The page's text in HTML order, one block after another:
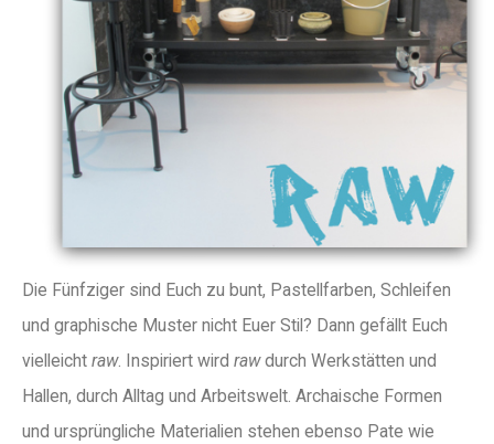
Die Fünfziger sind Euch zu bunt, Pastellfarben, Schleifen
und graphische Muster nicht Euer Stil? Dann gefällt Euch
vielleicht raw. Inspiriert wird rawdurch Werkstätten und
Hallen, durch Alltag und Arbeitswelt. Archaische Formen
und ursprüngliche Materialien stehen ebenso Pate wie